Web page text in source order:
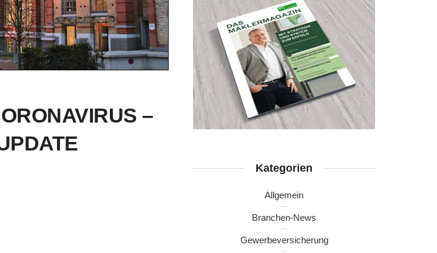
–
Kategorien
Allgemein
Branchen-News
Gewerbeversicherung